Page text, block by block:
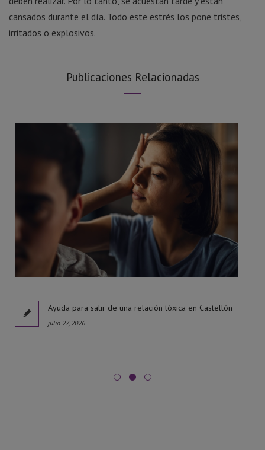
cansados durante el día. Todo este estrés los pone tristes,
irritados o explosivos.
Publicaciones Relacionadas
Ayuda para salir de una relación tóxica en Castellón
julio 27, 2026